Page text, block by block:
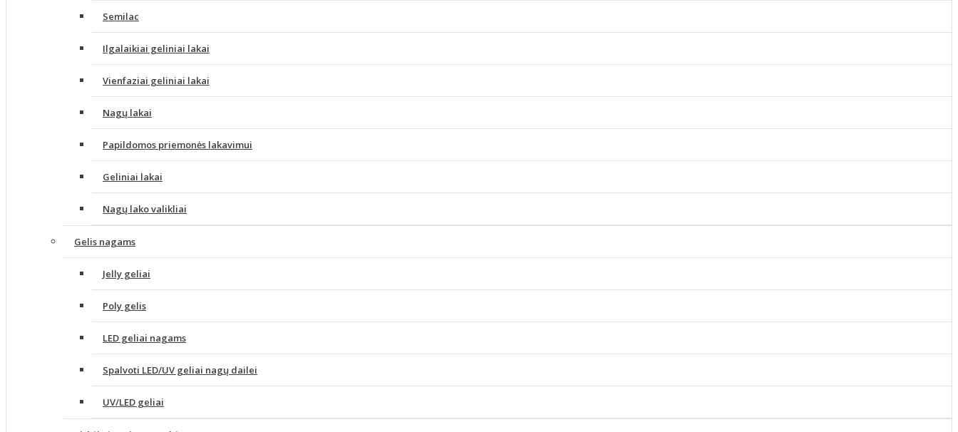
Semilac
Ilgalaikiai geliniai lakai
Vienfaziai geliniai lakai
Nagų lakai
Papildomos priemonės lakavimui
Geliniai lakai
Nagų lako valikliai
Gelis nagams
Jelly geliai
Poly gelis
LED geliai nagams
Spalvoti LED/UV geliai nagų dailei
UV/LED geliai